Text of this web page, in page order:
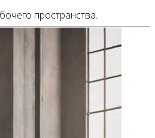
пространства.